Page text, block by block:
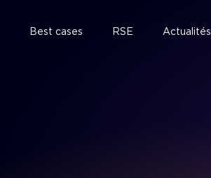
Best cases RSE Actualités